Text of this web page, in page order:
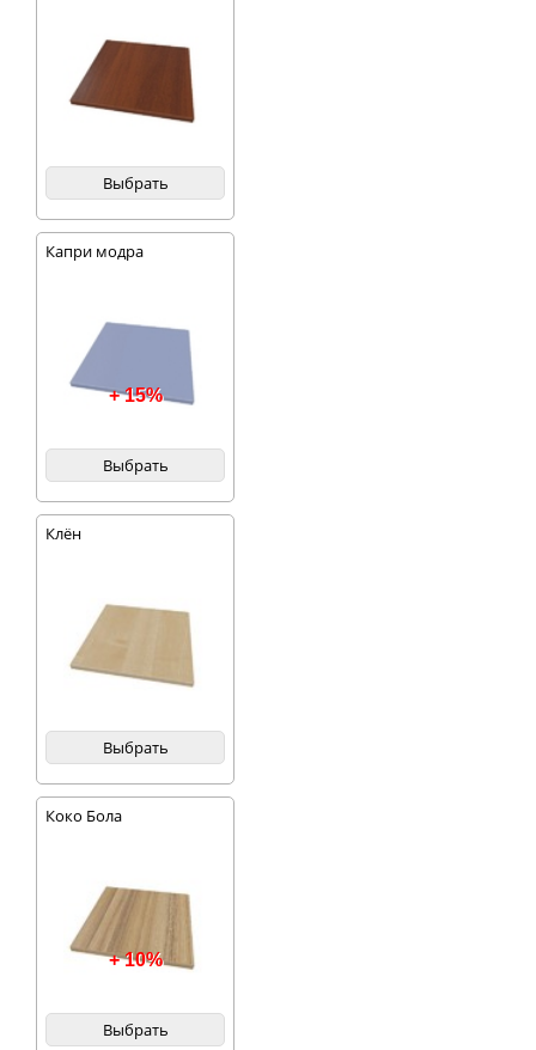
Выбрать
Капри модра
+ 15%
Выбрать
Клён
Выбрать
Коко Бола
+ 10%
Выбрать